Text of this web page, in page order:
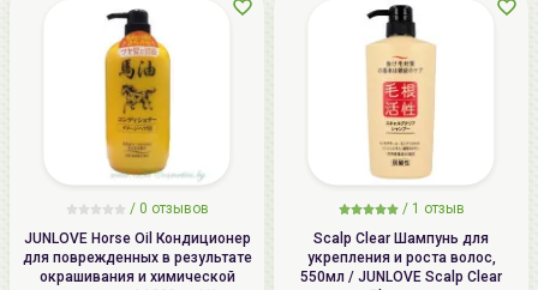
/ 0 отзывов
JUNLOVE Horse Oil Кондиционер
для поврежденных в результате
окрашивания и химической
/ 1 отзыв
Scalp Clear Шампунь для
укрепления и роста волос,
550мл / JUNLOVE Scalp Clear